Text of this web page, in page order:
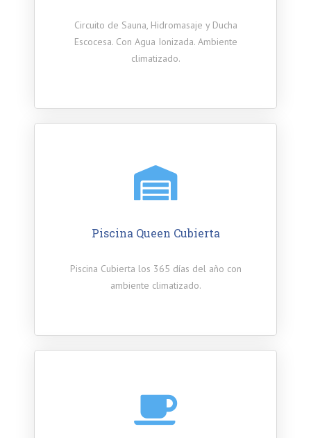
Circuito de Sauna, Hidromasaje y Ducha
Escocesa. Con Agua Ionizada. Ambiente
climatizado.
Piscina Queen Cubierta
Piscina Cubierta los 365 días del año con
ambiente climatizado.